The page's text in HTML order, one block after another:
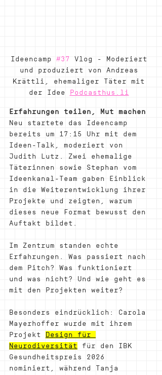
Ideencamp #37 Vlog - Moderiert
und produziert von Andreas
Krättli, ehemaliger Täter mit
der Idee Podcasthus.li
Erfahrungen teilen, Mut machen
Neu startete das Ideencamp
bereits um 17:15 Uhr mit dem
Ideen-Talk, moderiert von
Judith Lutz. Zwei ehemalige
Täterinnen sowie Stephan vom
Ideenkanal-Team gaben Einblick
in die Weiterentwicklung ihrer
Projekte und zeigten, warum
dieses neue Format bewusst den
Auftakt bildet.
Im Zentrum standen echte
Erfahrungen. Was passiert nach
dem Pitch? Was funktioniert
und was nicht? Und wie geht es
mit den Projekten weiter?
Besonders eindrücklich: Carola
Mayerhoffer wurde mit ihrem
Projekt Design für
Neurodiversität für den IBK
Gesundheitspreis 2026
nominiert, während Tanja